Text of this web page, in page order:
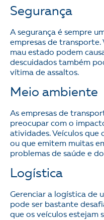
Segurança
A segurança é sempre
empresas de transporte.
mau estado podem
descuidados também
vítima de assaltos.
Meio ambiente
As empresas de
preocupar com o
atividades. Veículos que
ou que emitem muitas
problemas de saúde e
Logística
Gerenciar a logística de
pode ser bastante
que os veículos estejam